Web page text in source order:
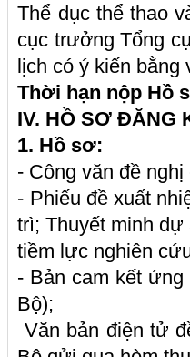
Thể dục thể thao
cục trưởng Tổng
lịch có ý kiến bằng
Thời hạn nộp Hồ
IV. HỒ SƠ ĐĂNG
1. Hồ sơ:
- Công văn đề
- Phiếu đề xuất
trì; Thuyết minh
tiềm lực nghiên
- Bản cam kết
Bộ);
Văn bản điện tử